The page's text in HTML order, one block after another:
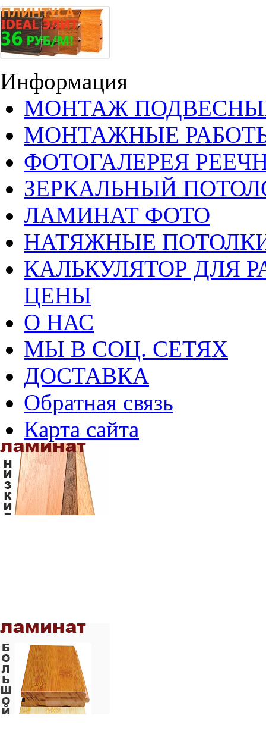
Информация
МОНТАЖ ПОДВЕСНЫХ
МОНТАЖНЫЕ
ФОТОГАЛЕРЕЯ
ЗЕРКАЛЬНЫЙ
ЛАМИНАТ ФОТО
НАТЯЖНЫЕ
КАЛЬКУЛЯТОР ДЛЯ
ЦЕНЫ
О НАС
МЫ В СОЦ. СЕТЯХ
ДОСТАВКА
Обратная связь
Карта сайта